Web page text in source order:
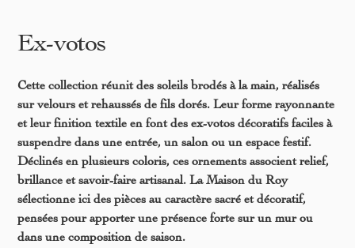
Ex-votos
Cette collection réunit des soleils brodés à la main, réalisés
sur velours et rehaussés de fils dorés. Leur forme rayonnante
et leur finition textile en font des ex-votos décoratifs faciles à
suspendre dans une entrée, un salon ou un espace festif.
Déclinés en plusieurs coloris, ces ornements associent relief,
brillance et savoir-faire artisanal. La Maison du Roy
sélectionne ici des pièces au caractère sacré et décoratif,
pensées pour apporter une présence forte sur un mur ou
dans une composition de saison.